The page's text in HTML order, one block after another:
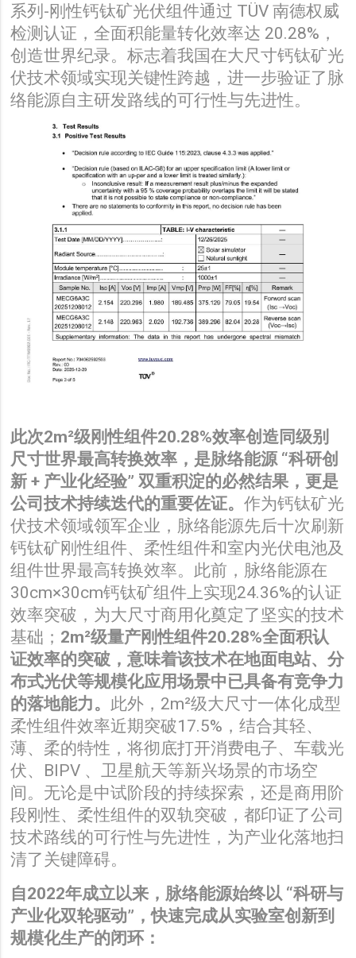
系列-刚性钙钛矿光伏组件通过 TÜV 南德权威
检测认证，全面积能量转化效率达 20.28%，
创造世界纪录。标志着我国在大尺寸钙钛矿光
伏技术领域实现关键性跨越，进一步验证了脉
络能源自主研发路线的可行性与先进性。
此次2m²级刚性组件20.28%效率创造同级别
尺寸世界最高转换效率，是脉络能源 “科研创
新 + 产业化经验” 双重积淀的必然结果，更是
公司技术持续迭代的重要佐证。作为钙钛矿光
伏技术领域领军企业，脉络能源先后十次刷新
钙钛矿刚性组件、柔性组件和室内光伏电池及
组件世界最高转换效率。 此前，脉络能源在
30cm×30cm钙钛矿组件上实现24.36%的认证
效率突破，为大尺寸商用化奠定了坚实的技术
基础； 2m²级量产刚性组件20.28%全面积认
证效率的突破，意味着该技术在地面电站、分
布式光伏等规模化应用场景中已具备有竞争力
的落地能力。 此外，2m²级大尺寸一体化成型
柔性组件效率近期突破17.5%，结合其轻、
薄、柔的特性，将彻底打开消费电子、车载光
伏、BIPV 、卫星航天等新兴场景的市场空
间。无论是中试阶段的持续探索，还是商用阶
段刚性、柔性组件的双轨突破，都印证了公司
技术路线的可行性与先进性，为产业化落地扫
清了关键障碍。
自2022年成立以来，脉络能源始终以 “科研与
产业化双轮驱动”，快速完成从实验室创新到
规模化生产的闭环：